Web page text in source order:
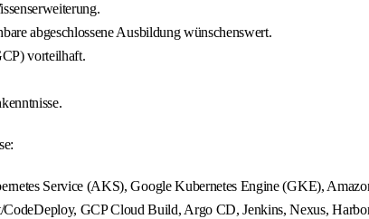
abgeschlossene Ausbildung wünschenswert.
vorteilhaft.
Service (AKS), Google Kubernetes Engine (GKE),
GCP Cloud Build, Argo CD, Jenkins, Nexus,